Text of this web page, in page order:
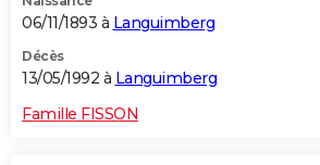
06/11/1893 à Languimberg
Décès
13/05/1992 à Languimberg
Famille FISSON